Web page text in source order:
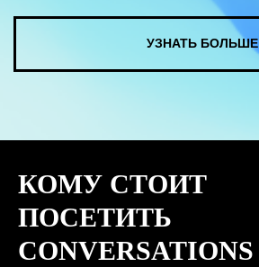
КОМУ СТОИТ
ПОСЕТИТЬ
CONVERSATIONS